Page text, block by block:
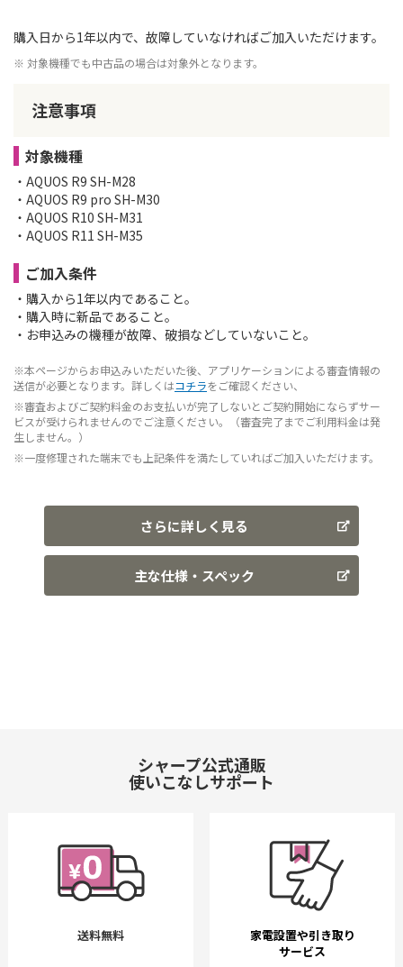
購入日から1年以内で、故障していなければご加入いただけます。
※ 対象機種でも中古品の場合は対象外となります。
注意事項
対象機種
・AQUOS R9 SH-M28
・AQUOS R9 pro SH-M30
・AQUOS R10 SH-M31
・AQUOS R11 SH-M35
ご加入条件
・購入から1年以内であること。
・購入時に新品であること。
・お申込みの機種が故障、破損などしていないこと。
※本ページからお申込みいただいた後、アプリケーションによる審査情報の
送信が必要となります。詳しくはコチラをご確認ください、
※審査およびご契約料金のお支払いが完了しないとご契約開始にならずサー
ビスが受けられませんのでご注意ください。（審査完了までご利用料金は発
生しません。）
※一度修理された端末でも上記条件を満たしていればご加入いただけます。
さらに詳しく見る
主な仕様・スペック
シャープ公式通販
使いこなしサポート
送料無料
家電設置や引き取り
サービス